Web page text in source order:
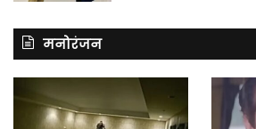
मनोरंजन